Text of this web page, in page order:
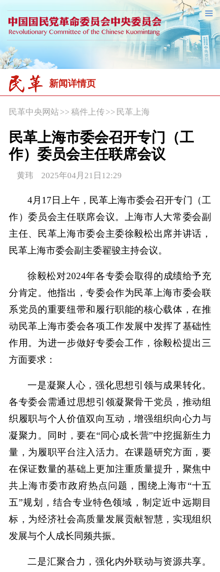
新闻详情页
民革中央网站>> 稿件上传 >> 民革上海
民革上海市委会召开专门（工
作）委员会主任联席会议
黄玮 2025年04月21日12:29
4月17日上午，民革上海市委会召开专门（工
作）委员会主任联席会议。上海市人大常委会副
主任、民革上海市委会主委徐毅松出席并讲话，
民革上海市委会副主委翟骏主持会议。
徐毅松对2024年各专委会取得的成绩给予充
分肯定。他指出，专委会作为民革上海市委会联
系党员的重要纽带和履行职能的核心载体，在推
动民革上海市委会各项工作发展中发挥了基础性
作用。为进一步做好专委会工作，徐毅松提出三
方面要求：
一是凝聚人心，强化思想引领与成果转化。
各专委会需通过思想引领凝聚骨干党员，推动组
织履职与个人价值双向互动，增强组织向心力与
凝聚力。同时，要在“同心成长营”中挖掘新生力
量，为履职平台注入活力。在课题研究方面，要
在保证数量的基础上更加注重质量提升，聚焦中
共上海市委市政府热点问题，围绕上海市“十五
五”规划，结合专业特色领域，制定近中远期目
标，为经济社会高质量发展贡献智慧，实现组织
发展与个人成长同频共振。
二是汇聚合力，强化内外联动与资源共享。